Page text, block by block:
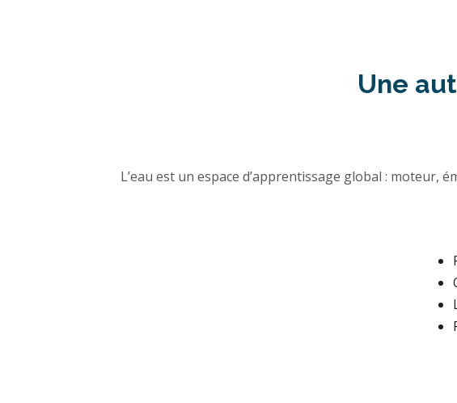
Une
L’eau est un espace d’apprentissage global :